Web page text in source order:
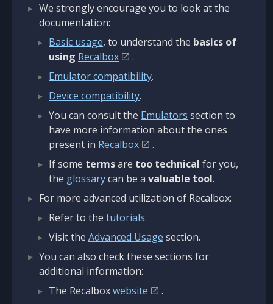
We strongly encourage you to look at the
documentation:
Basic usage, to understand the basics of
using Recalbox
.
Emulator compatibility.
Device compatibility.
You can consult the Emulators section to
have more information about the ones
present in Recalbox
.
If some termsare too technical for you,
the glossarycan be a valuable tool.
For more advanced utilization of Recalbox:
Refer to the tutorials.
Visit the Advanced Usage section.
You can also check these sections for
additional information:
The Recalboxwebsite
.